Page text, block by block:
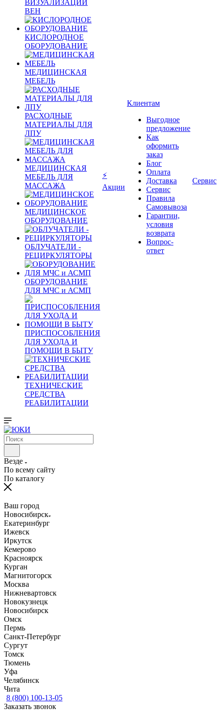
ВИЗУАЛИЗАЦИИ
ВЕН
КИСЛОРОДНОЕ
ОБОРУДОВАНИЕ
МЕДИЦИНСКАЯ
МЕБЕЛЬ
РАСХОДНЫЕ
МАТЕРИАЛЫ ДЛЯ
ЛПУ
МЕДИЦИНСКАЯ
МЕБЕЛЬ ДЛЯ
МАССАЖА
МЕДИЦИНСКОЕ
ОБОРУДОВАНИЕ
ОБЛУЧАТЕЛИ -
РЕЦИРКУЛЯТОРЫ
ОБОРУДОВАНИЕ
ДЛЯ МЧС и АСМП
ПРИСПОСОБЛЕНИЯ
ДЛЯ УХОДА И
ПОМОЩИ В БЫТУ
ТЕХНИЧЕСКИЕ
СРЕДСТВА
РЕАБИЛИТАЦИИ
⚡
Акции
Клиентам
Выгодное
предложение
Как
оформить
заказ
Блог
Оплата
Доставка
Сервис
Правила
Самовывоза
Гарантии,
условия
возврата
Вопрос-
ответ
Сервис
Везде
По всему сайту
По каталогу
Ваш город
Новосибирск
Екатеринбург
Ижевск
Иркутск
Кемерово
Красноярск
Курган
Магнитогорск
Москва
Нижневартовск
Новокузнецк
Новосибирск
Омск
Пермь
Санкт-Петербург
Сургут
Томск
Тюмень
Уфа
Челябинск
Чита
8 (800) 100-13-05
Заказать звонок